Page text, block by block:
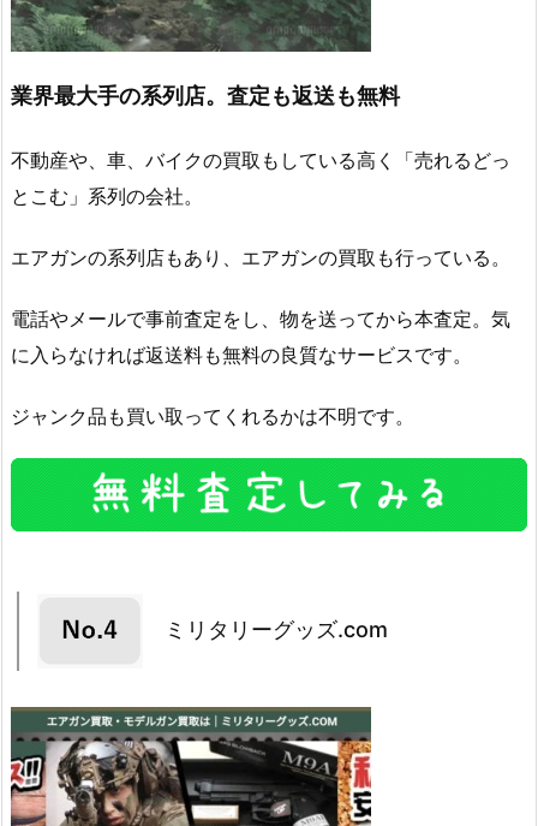
業界最大手の系列店。査定も返送も無料
不動産や、車、バイクの買取もしている高く「売れるどっ
とこむ」系列の会社。
エアガンの系列店もあり、エアガンの買取も行っている。
電話やメールで事前査定をし、物を送ってから本査定。気
に入らなければ返送料も無料の良質なサービスです。
ジャンク品も買い取ってくれるかは不明です。
ミリタリーグッズ.com